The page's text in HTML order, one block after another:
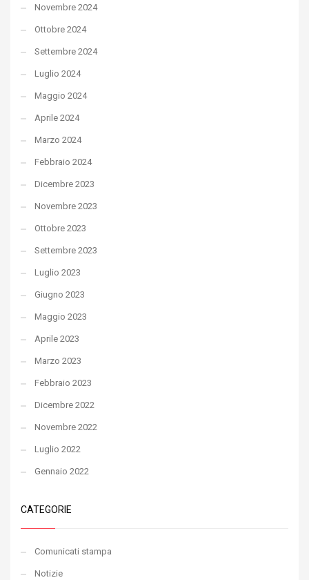
Novembre 2024
Ottobre 2024
Settembre 2024
Luglio 2024
Maggio 2024
Aprile 2024
Marzo 2024
Febbraio 2024
Dicembre 2023
Novembre 2023
Ottobre 2023
Settembre 2023
Luglio 2023
Giugno 2023
Maggio 2023
Aprile 2023
Marzo 2023
Febbraio 2023
Dicembre 2022
Novembre 2022
Luglio 2022
Gennaio 2022
CATEGORIE
Comunicati stampa
Notizie